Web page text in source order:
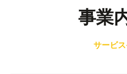
事業
サービス